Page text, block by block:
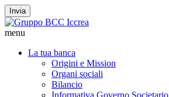
Invia
menu
La tua banca
Origini e Mission
Organi sociali
Bilancio
Informativa Governo Societario